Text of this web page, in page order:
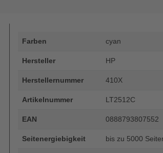
Farben cyan
Hersteller HP
Herstellernummer 410X
Artikelnummer LT2512C
EAN 0888793807552
Seitenergiebigkeit bis zu 5000